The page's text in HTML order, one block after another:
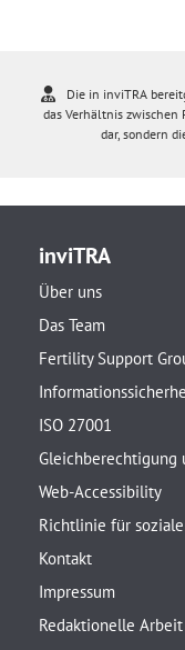
Die in inviTRA
das Verhältnis zwischen
dar, sondern
inviTRA
Über uns
Das Team
Fertility Support
ISO 27001
Gleichberechtigung
Web-Accessibility
Richtlinie für
Kontakt
Impressum
Redaktionelle Arbeit